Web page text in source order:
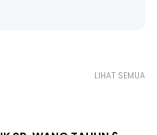
LIHAT SEMUA